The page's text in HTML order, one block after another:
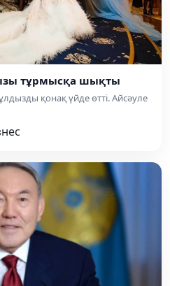
тұрмысқа шықты
қонақ үйде өтті. Айсәуле